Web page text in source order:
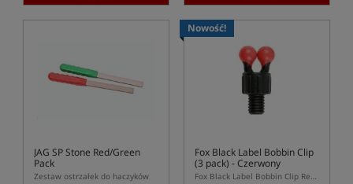
JAG SP Stone Red/Green
Pack
Zestaw ostrzałek do haczyków
Nowość!
Fox Black Label Bobbin Clip
(3 pack) - Czerwony
Fox Black Label Bobbin Clip Red 3 pack – czerwone klipsy do hangerów Fox